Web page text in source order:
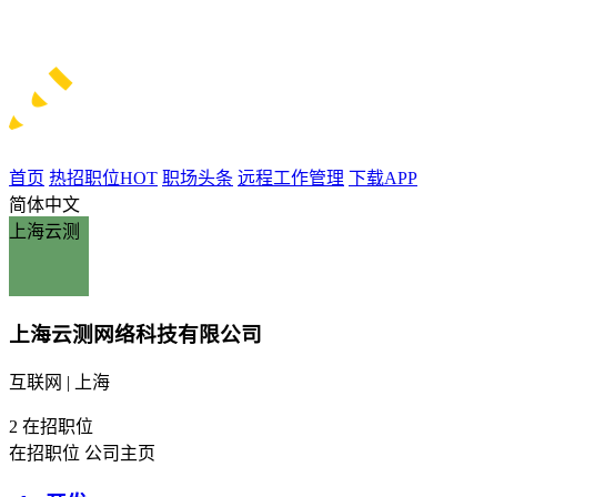
首页 热招职位HOT 职场头条 远程工作管理 下载APP
简体中文
上海云测
上海云测网络科技有限公司
互联网 | 上海
2 在招职位
在招职位 公司主页